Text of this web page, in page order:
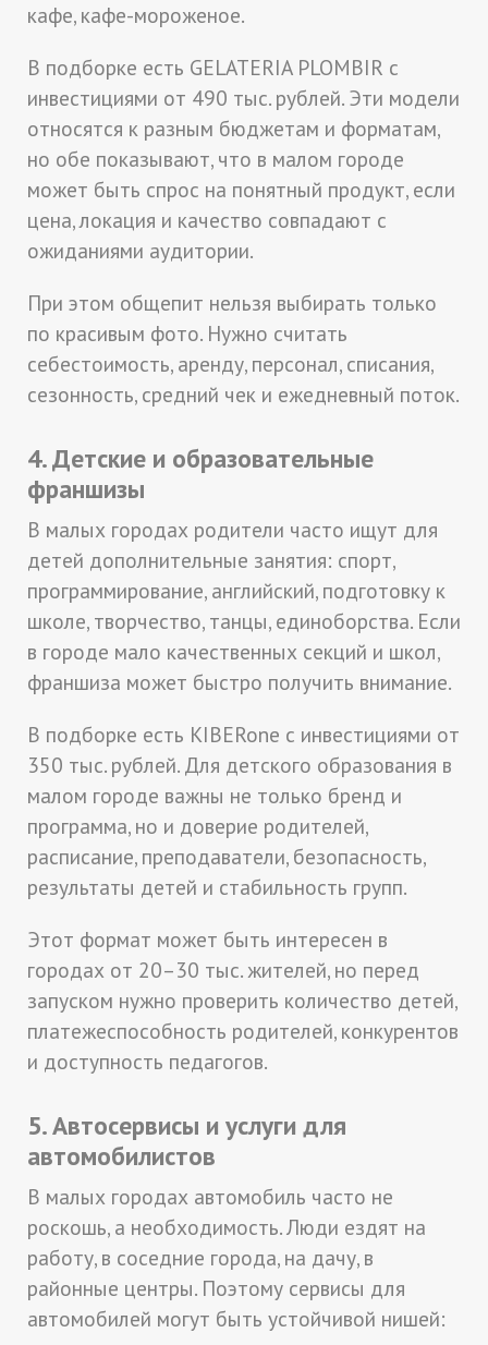
кафе, кафе-мороженое.
В подборке есть GELATERIA PLOMBIR с
инвестициями от 490 тыс. рублей. Эти модели
относятся к разным бюджетам и форматам,
но обе показывают, что в малом городе
может быть спрос на понятный продукт, если
цена, локация и качество совпадают с
ожиданиями аудитории.
При этом общепит нельзя выбирать только
по красивым фото. Нужно считать
себестоимость, аренду, персонал, списания,
сезонность, средний чек и ежедневный поток.
4. Детские и образовательные
франшизы
В малых городах родители часто ищут для
детей дополнительные занятия: спорт,
программирование, английский, подготовку к
школе, творчество, танцы, единоборства. Если
в городе мало качественных секций и школ,
франшиза может быстро получить внимание.
В подборке есть KIBERone с инвестициями от
350 тыс. рублей. Для детского образования в
малом городе важны не только бренд и
программа, но и доверие родителей,
расписание, преподаватели, безопасность,
результаты детей и стабильность групп.
Этот формат может быть интересен в
городах от 20–30 тыс. жителей, но перед
запуском нужно проверить количество детей,
платежеспособность родителей, конкурентов
и доступность педагогов.
5. Автосервисы и услуги для
автомобилистов
В малых городах автомобиль часто не
роскошь, а необходимость. Люди ездят на
работу, в соседние города, на дачу, в
районные центры. Поэтому сервисы для
автомобилей могут быть устойчивой нишей: